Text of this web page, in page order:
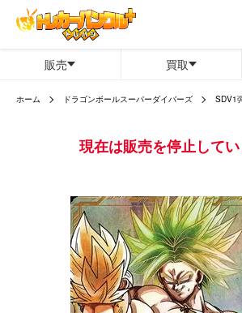
販売 買取
ホーム ドラゴンボールスーパーダイバーズ SDV1
現在は販売を停止してい